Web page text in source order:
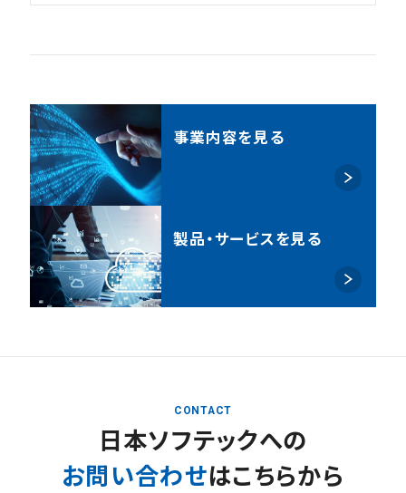
事業内容を見る
製品・サービスを見る
CONTACT
日本ソフテックへの
お問い合わせはこちらから